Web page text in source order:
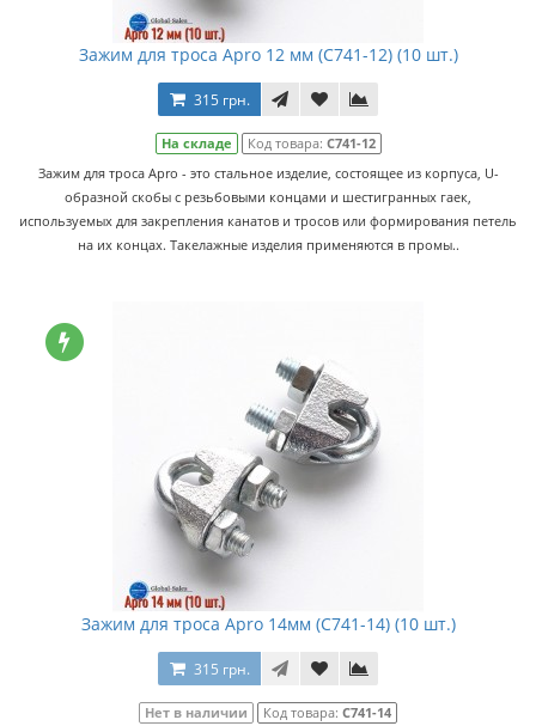
Зажим для троса Apro 12 мм (C741-12) (10 шт.)
315 грн.
На складе Код товара: C741-12
Зажим для троса Apro - это стальное изделие, состоящее из корпуса, U-
образной скобы с резьбовыми концами и шестигранных гаек,
используемых для закрепления канатов и тросов или формирования петель
на их концах. Такелажные изделия применяются в промы..
Зажим для троса Apro 14мм (C741-14) (10 шт.)
315 грн.
Нет в наличии Код товара: C741-14